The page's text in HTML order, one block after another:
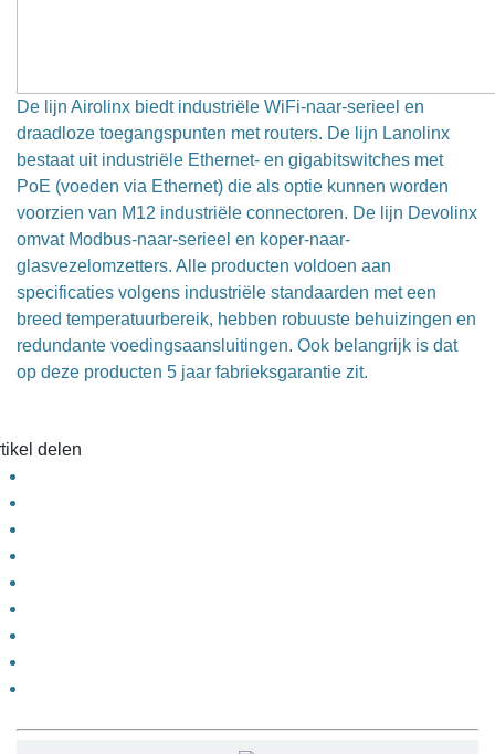
De lijn Airolinx biedt industriële WiFi-naar-serieel en
draadloze toegangspunten met routers. De lijn Lanolinx
bestaat uit industriële Ethernet- en gigabitswitches met
PoE (voeden via Ethernet) die als optie kunnen worden
voorzien van M12 industriële connectoren. De lijn Devolinx
omvat Modbus-naar-serieel en koper-naar-
glasvezelomzetters. Alle producten voldoen aan
specificaties volgens industriële standaarden met een
breed temperatuurbereik, hebben robuuste behuizingen en
redundante voedingsaansluitingen. Ook belangrijk is dat
op deze producten 5 jaar fabrieksgarantie zit.
delen